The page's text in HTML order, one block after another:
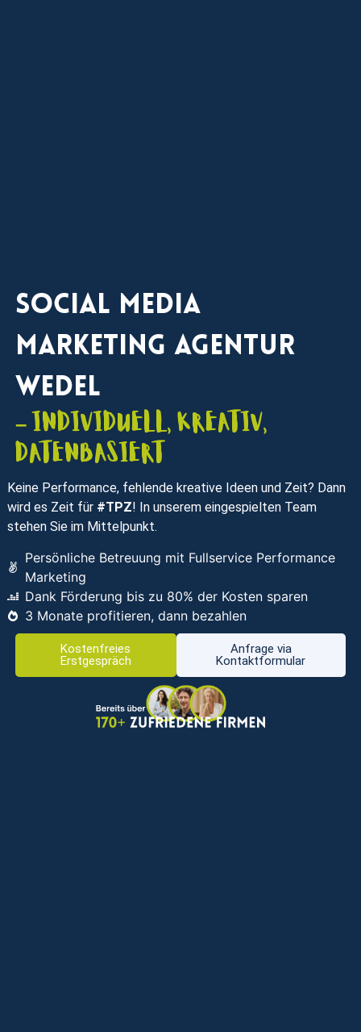
Social Media
Marketing Agentur
Wedel
– individuell, kreativ,
datenbasiert
Keine Performance, fehlende kreative Ideen und Zeit? Dann
wird es Zeit für #TPZ! In unserem eingespielten Team
stehen Sie im Mittelpunkt.
Persönliche Betreuung mit Fullservice Performance
Marketing
Dank Förderung bis zu 80% der Kosten sparen
3 Monate profitieren, dann bezahlen
Kostenfreies
Erstgespräch
Anfrage via
Kontaktformular